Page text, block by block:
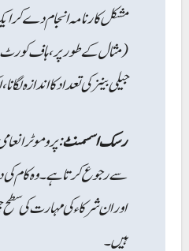
مشکل کارنامہ انجام دے کر
(مثال کے طور پر، ہاف کورٹ
جیلی بینز کی تعداد کا اندازہ
رسک اسسمنٹ: پروموٹر
سے رجوع کرتا ہے۔ وہ کام کی
اور ان شرکاء کی مہارت کی
ہیں۔